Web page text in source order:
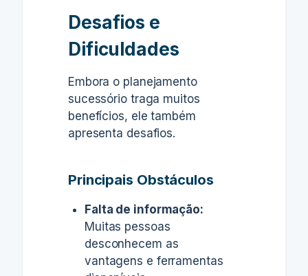
Desafios e
Dificuldades
Embora o planejamento
sucessório traga muitos
benefícios, ele também
apresenta desafios.
Principais Obstáculos
Falta de informação:
Muitas pessoas
desconhecem as
vantagens e ferramentas